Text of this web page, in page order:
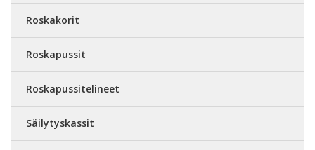
Roskakorit
Roskapussit
Roskapussitelineet
Säilytyskassit